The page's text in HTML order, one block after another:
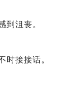
到沮丧。
时接接话。